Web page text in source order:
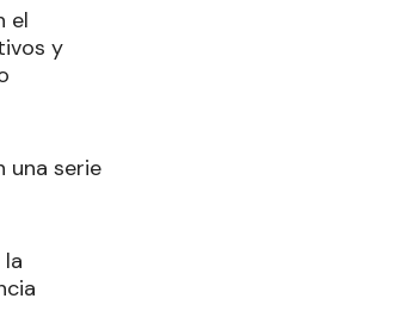
el
y
una serie